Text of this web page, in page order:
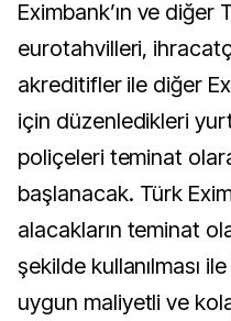
Eximbank’ın ve diğer
eurotahvilleri,
akreditifler ile diğer
için düzenledikleri
poliçeleri teminat
başlanacak. Türk
alacakların teminat
şekilde kullanılması
uygun maliyetli ve